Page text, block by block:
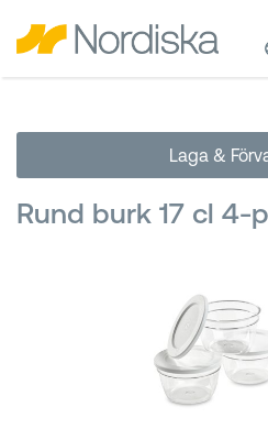
Laga & Förvara mat
Äta & Dricka
Källsortering
Laga &
Rund burk 17 cl 4-